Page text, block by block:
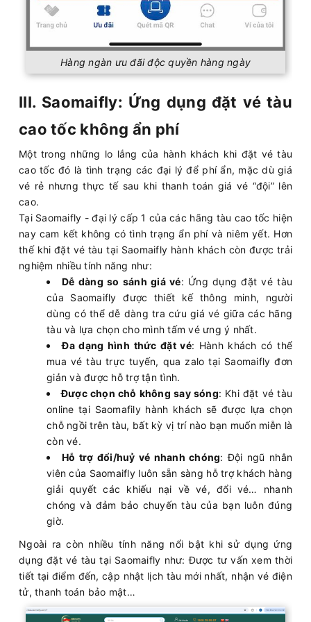
Hàng ngàn ưu đãi độc quyền hàng ngày
III. Saomaifly: Ứng dụng đặt vé tàu
cao tốc không ẩn phí
Một trong những lo lắng của hành khách khi đặt vé tàu
cao tốc đó là tình trạng các đại lý để phí ẩn, mặc dù giá
vé rẻ nhưng thực tế sau khi thanh toán giá vé “đội” lên
cao.
Tại Saomaifly - đại lý cấp 1 của các hãng tàu cao tốc hiện
nay cam kết không có tình trạng ẩn phí và niêm yết. Hơn
thế khi đặt vé tàu tại Saomaifly hành khách còn được trải
nghiệm nhiều tính năng như:
Dễ dàng so sánh giá vé: Ứng dụng đặt vé tàu
của Saomaifly được thiết kế thông minh, người
dùng có thể dễ dàng tra cứu giá vé giữa các hãng
tàu và lựa chọn cho mình tấm vé ưng ý nhất.
Đa dạng hình thức đặt vé: Hành khách có thể
mua vé tàu trực tuyến, qua zalo tại Saomaifly đơn
giản và được hỗ trợ tận tình.
Được chọn chỗ không say sóng: Khi đặt vé tàu
online tại Saomafily hành khách sẽ được lựa chọn
chỗ ngồi trên tàu, bất kỳ vị trí nào bạn muốn miễn là
còn vé.
Hỗ trợ đổi/huỷ vé nhanh chóng: Đội ngũ nhân
viên của Saomaifly luôn sẵn sàng hỗ trợ khách hàng
giải quyết các khiếu nại về vé, đổi vé… nhanh
chóng và đảm bảo chuyến tàu của bạn luôn đúng
giờ.
Ngoài ra còn nhiều tính năng nổi bật khi sử dụng ứng
dụng đặt vé tàu tại Saomaifly như: Được tư vấn xem thời
tiết tại điểm đến, cập nhật lịch tàu mới nhất, nhận vé điện
tử, thanh toán bảo mật…